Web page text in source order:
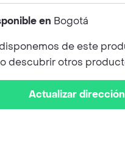
en Bogotá
de este
descubrir otros
Actualizar dirección